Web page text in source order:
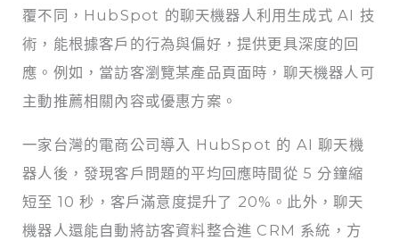
覆不同，HubSpot 的聊天機器人利用生成式 AI 技
術，能根據客戶的行為與偏好，提供更具深度的回
應。例如，當訪客瀏覽某產品頁面時，聊天機器人可
主動推薦相關內容或優惠方案。
一家台灣的電商公司導入 HubSpot 的 AI 聊天機
器人後，發現客戶問題的平均回應時間從 5 分鐘縮
短至 10 秒，客戶滿意度提升了 20%。此外，聊天
機器人還能自動將訪客資料整合進 CRM 系統，方